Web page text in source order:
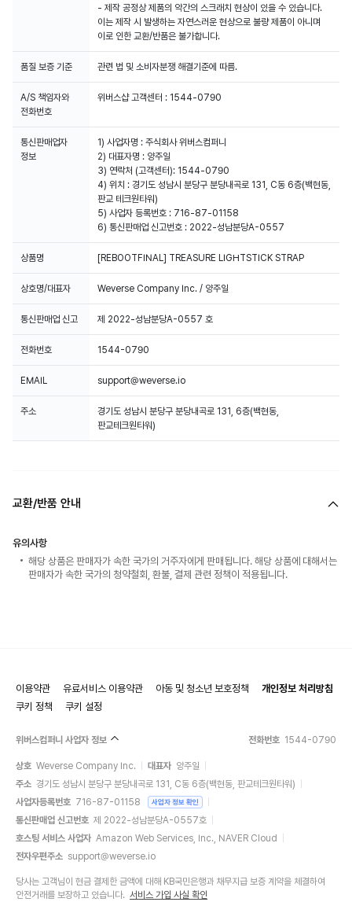
- 제작 공정상 제품의 약간의 스크래치 현상이 있을 수 있습니다.
이는 제작 시 발생하는 자연스러운 현상으로 불량 제품이 아니며
이로 인한 교환/반품은 불가합니다.
품질 보증 기준 관련 법 및 소비자분쟁 해결기준에 따름.
A/S 책임자와
전화번호
위버스샵 고객센터 : 1544-0790
통신판매업자
1) 사업자명 : 주식회사 위버스컴퍼니
2) 대표자명 : 양주일
3) 연락처 (고객센터): 1544-0790
4) 위치 : 경기도 성남시 분당구 분당내곡로 131, C동 6층(백현동,
판교 테크원타워)
5) 사업자 등록번호 : 716-87-01158
6) 통신판매업 신고번호 : 2022-성남분당A-0557
상품명 [REBOOTFINAL] TREASURE LIGHTSTICK STRAP
상호명/대표자 Weverse Company Inc. / 양주일
통신판매업 신고 제 2022-성남분당A-0557 호
전화번호 1544-0790
EMAIL support@weverse.io
주소
경기도 성남시 분당구 분당내곡로 131, 6층(백현동,
판교테크원타워)
교환/반품 안내
유의사항
해당 상품은 판매자가 속한 국가의 거주자에게 판매됩니다. 해당 상품에 대해서는
판매자가 속한 국가의 청약철회, 환불, 결제 관련 정책이 적용됩니다.
이용약관 유료서비스 이용약관 아동 및 청소년 보호정책
개인정보 처리방침
쿠키 정책
쿠키 설정
위버스컴퍼니 사업자 정보 전화번호 1544-0790
상호 Weverse Company Inc. 대표자 양주일
주소 경기도 성남시 분당구 분당내곡로 131, C동 6층(백현동, 판교테크원타워)
사업자등록번호 716-87-01158 사업자 정보 확인
통신판매업 신고번호 제 2022-성남분당A-0557호
호스팅 서비스 사업자 Amazon Web Services, Inc., NAVER Cloud
전자우편주소 support@weverse.io
당사는 고객님이 현금 결제한 금액에 대해 KB국민은행과 채무지급 보증 계약을 체결하여
안전거래를 보장하고 있습니다. 서비스 가입 사실 확인